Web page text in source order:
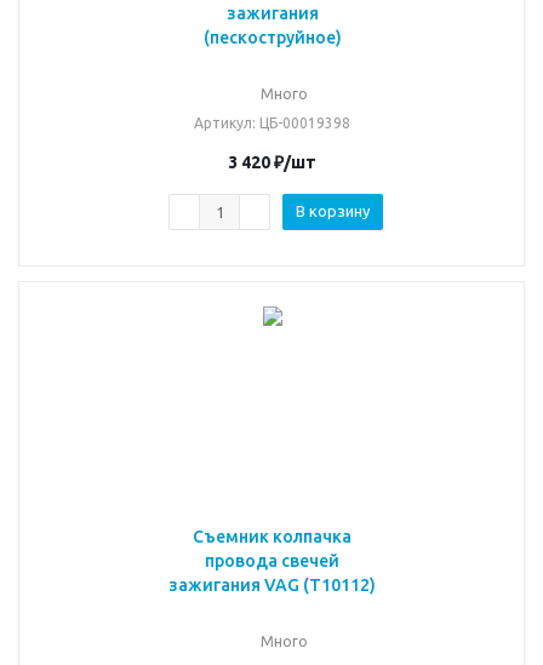
зажигания
(пескоструйное)
Много
Артикул: ЦБ-00019398
3 420₽/шт
В корзину
Съемник колпачка
провода свечей
зажигания VAG (T10112)
Много